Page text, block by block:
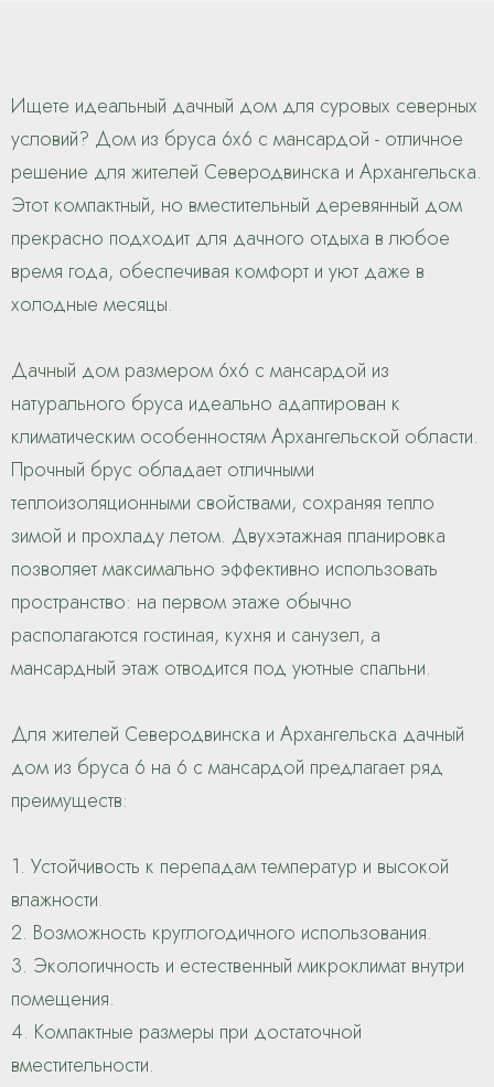
Ищете идеальный дачный дом для суровых северных
условий? Дом из бруса 6х6 с мансардой - отличное
решение для жителей Северодвинска и Архангельска.
Этот компактный, но вместительный деревянный дом
прекрасно подходит для дачного отдыха в любое
время года, обеспечивая комфорт и уют даже в
холодные месяцы.
Дачный дом размером 6х6 с мансардой из
натурального бруса идеально адаптирован к
климатическим особенностям Архангельской области.
Прочный брус обладает отличными
теплоизоляционными свойствами, сохраняя тепло
зимой и прохладу летом. Двухэтажная планировка
позволяет максимально эффективно использовать
пространство: на первом этаже обычно
располагаются гостиная, кухня и санузел, а
мансардный этаж отводится под уютные спальни.
Для жителей Северодвинска и Архангельска дачный
дом из бруса 6 на 6 с мансардой предлагает ряд
преимуществ:
1. Устойчивость к перепадам температур и высокой
влажности.
2. Возможность круглогодичного использования.
3. Экологичность и естественный микроклимат внутри
помещения.
4. Компактные размеры при достаточной
вместительности.